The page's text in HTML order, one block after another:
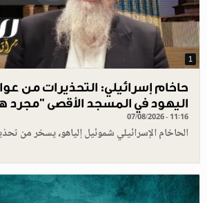
1
حاخام إسرائيلي: التحذيرات من
اليهود في المسجد الأقصى "مجرد
07/08/2026 - 11:16
الحاخام الإسرائيلي شموئيل إلياهو، يسخر من